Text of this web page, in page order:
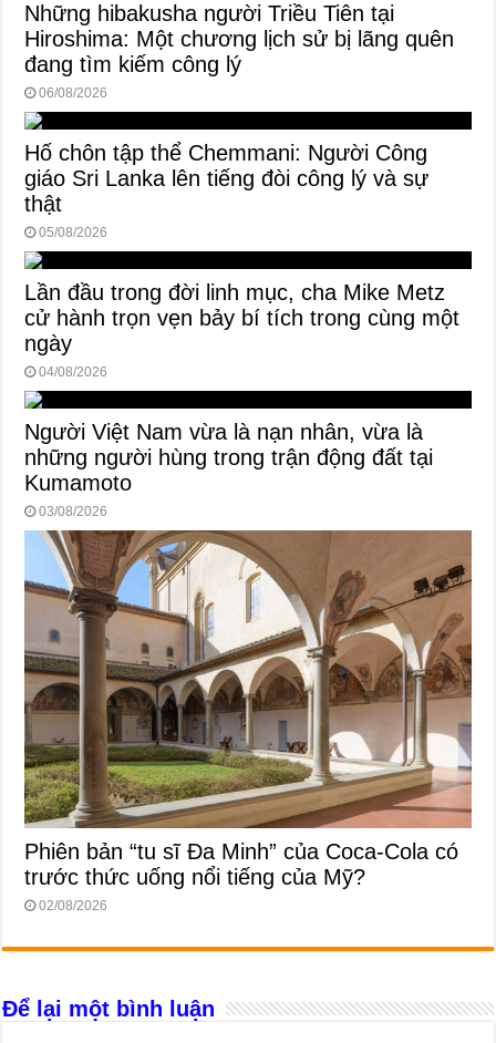
Những hibakusha người Triều Tiên tại
Hiroshima: Một chương lịch sử bị lãng quên
đang tìm kiếm công lý
06/08/2026
Hố chôn tập thể Chemmani: Người Công
giáo Sri Lanka lên tiếng đòi công lý và sự
thật
05/08/2026
Lần đầu trong đời linh mục, cha Mike Metz
cử hành trọn vẹn bảy bí tích trong cùng một
ngày
04/08/2026
Người Việt Nam vừa là nạn nhân, vừa là
những người hùng trong trận động đất tại
Kumamoto
03/08/2026
Phiên bản “tu sĩ Đa Minh” của Coca-Cola có
trước thức uống nổi tiếng của Mỹ?
02/08/2026
Để lại một bình luận